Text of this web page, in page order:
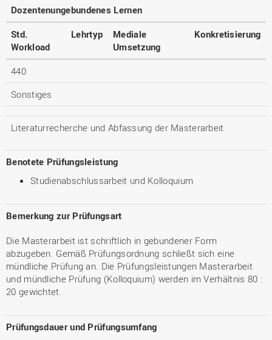
Dozentenungebundenes Lernen
Std.
Workload
Lehrtyp
Mediale
Umsetzung
Konkretisierung
440
Sonstiges
Literaturrecherche und Abfassung der Masterarbeit
Benotete Prüfungsleistung
Studienabschlussarbeit und Kolloquium
Bemerkung zur Prüfungsart
Die Masterarbeit ist schriftlich in gebundener Form
abzugeben. Gemäß Prüfungsordnung schließt sich eine
mündliche Prüfung an. Die Prüfungsleistungen Masterarbeit
und mündliche Prüfung (Kolloquium) werden im Verhältnis 80 :
20 gewichtet.
Prüfungsdauer und Prüfungsumfang